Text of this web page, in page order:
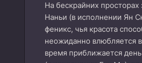
На бескрайних
Наньи (в исполнении Ян
феникс, чья красота
неожиданно влюбляется
время приближается